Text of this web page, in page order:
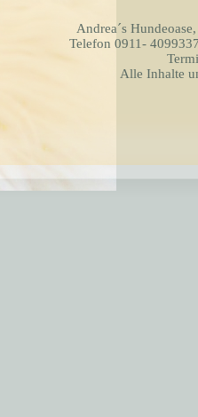
Andrea´s
Telefon 0911-
Alle Inhalte